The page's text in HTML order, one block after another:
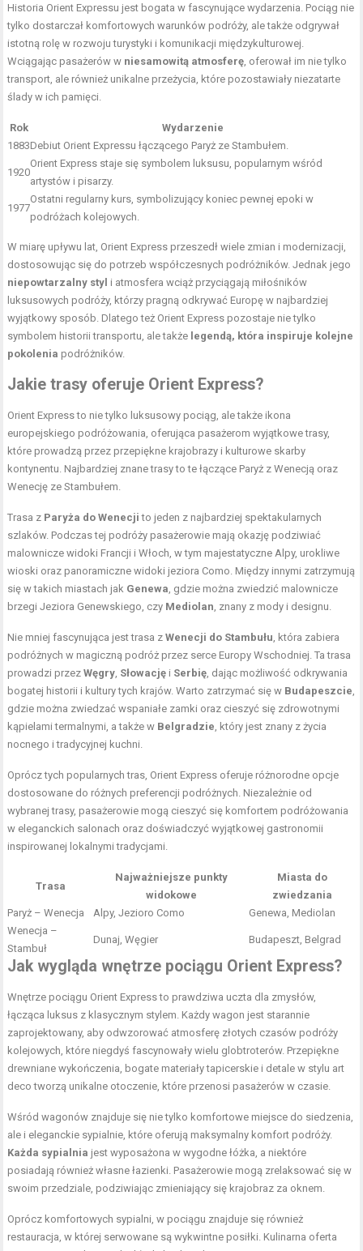
Historia Orient Expressu jest bogata w fascynujące wydarzenia. Pociąg nie
tylko dostarczał komfortowych warunków podróży, ale także odgrywał
istotną rolę w rozwoju turystyki i komunikacji międzykulturowej.
Wciągając pasażerów w niesamowitą atmosferę , oferował im nie tylko
transport, ale również unikalne przeżycia, które pozostawiały niezatarte
ślady w ich pamięci.
Rok
Wydarzenie
1883Debiut Orient Expressu łączącego Paryż ze Stambułem.
1920
Orient Express staje się symbolem luksusu, popularnym wśród
artystów i pisarzy.
1977
Ostatni regularny kurs, symbolizujący koniec pewnej epoki w
podróżach kolejowych.
W miarę upływu lat, Orient Express przeszedł wiele zmian i modernizacji,
dostosowując się do potrzeb współczesnych podróżników. Jednak jego
niepowtarzalny styl i atmosfera wciąż przyciągają miłośników
luksusowych podróży, którzy pragną odkrywać Europę w najbardziej
wyjątkowy sposób. Dlatego też Orient Express pozostaje nie tylko
symbolem historii transportu, ale także legendą, która inspiruje kolejne
pokolenia podróżników.
Jakie trasy oferuje Orient Express?
Orient Express to nie tylko luksusowy pociąg, ale także ikona
europejskiego podróżowania, oferująca pasażerom wyjątkowe trasy,
które prowadzą przez przepiękne krajobrazy i kulturowe skarby
kontynentu. Najbardziej znane trasy to te łączące Paryż z Wenecją oraz
Wenecję ze Stambułem.
Trasa z Paryża do Wenecji to jeden z najbardziej spektakularnych
szlaków. Podczas tej podróży pasażerowie mają okazję podziwiać
malownicze widoki Francji i Włoch, w tym majestatyczne Alpy, urokliwe
wioski oraz panoramiczne widoki jeziora Como. Między innymi zatrzymują
się w takich miastach jak Genewa , gdzie można zwiedzić malownicze
brzegi Jeziora Genewskiego, czy Mediolan , znany z mody i designu.
Nie mniej fascynująca jest trasa zWenecji do Stambułu , która zabiera
podróżnych w magiczną podróż przez serce Europy Wschodniej. Ta trasa
prowadzi przezWęgry Słowację i Serbię , dając możliwość odkrywania
bogatej historii i kultury tych krajów. Warto zatrzymać się w Budapeszcie
gdzie można zwiedzać wspaniałe zamki oraz cieszyć się zdrowotnymi
kąpielami termalnymi, a także w Belgradzie , który jest znany z życia
nocnego i tradycyjnej kuchni.
Oprócz tych popularnych tras, Orient Express oferuje różnorodne opcje
dostosowane do różnych preferencji podróżnych. Niezależnie od
wybranej trasy, pasażerowie mogą cieszyć się komfortem podróżowania
w eleganckich salonach oraz doświadczyć wyjątkowej gastronomii
inspirowanej lokalnymi tradycjami.
Trasa
Najważniejsze punkty
widokowe
Miasta do
zwiedzania
Paryż – Wenecja
Alpy, Jezioro Como
Genewa, Mediolan
Wenecja –
Stambuł
Dunaj, Węgier Budapeszt, Belgrad
Jak wygląda wnętrze pociągu Orient Express?
Wnętrze pociągu Orient Express to prawdziwa uczta dla zmysłów,
łącząca luksus z klasycznym stylem. Każdy wagon jest starannie
zaprojektowany, aby odwzorować atmosferę złotych czasów podróży
kolejowych, które niegdyś fascynowały wielu globtroterów. Przepiękne
drewniane wykończenia, bogate materiały tapicerskie i detale w stylu art
deco tworzą unikalne otoczenie, które przenosi pasażerów w czasie.
Wśród wagonów znajduje się nie tylko komfortowe miejsce do siedzenia,
ale i eleganckie sypialnie, które oferują maksymalny komfort podróży.
Każda sypialnia jest wyposażona w wygodne łóżka, a niektóre
posiadają również własne łazienki. Pasażerowie mogą zrelaksować się w
swoim przedziale, podziwiając zmieniający się krajobraz za oknem.
Oprócz komfortowych sypialni, w pociągu znajduje się również
restauracja, w której serwowane są wykwintne posiłki. Kulinarna oferta